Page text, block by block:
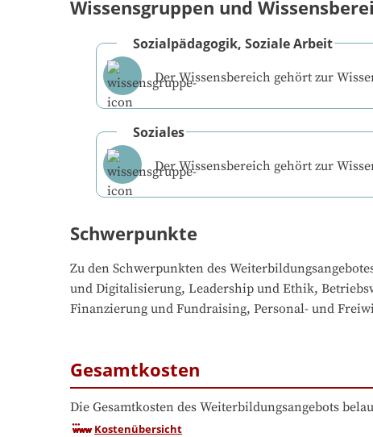
Wissensgruppen und
Sozialpädagogik, Soziale Arbeit
Der Wissensbereich gehört zur
Soziales
Der Wissensbereich gehört zur
Schwerpunkte
Zu den Schwerpunkten des
und Digitalisierung, Leadership und Ethik,
Finanzierung und Fundraising, Personal- und
Gesamtkosten
Die Gesamtkosten des Weiterbildungsangebots
Kostenübersicht